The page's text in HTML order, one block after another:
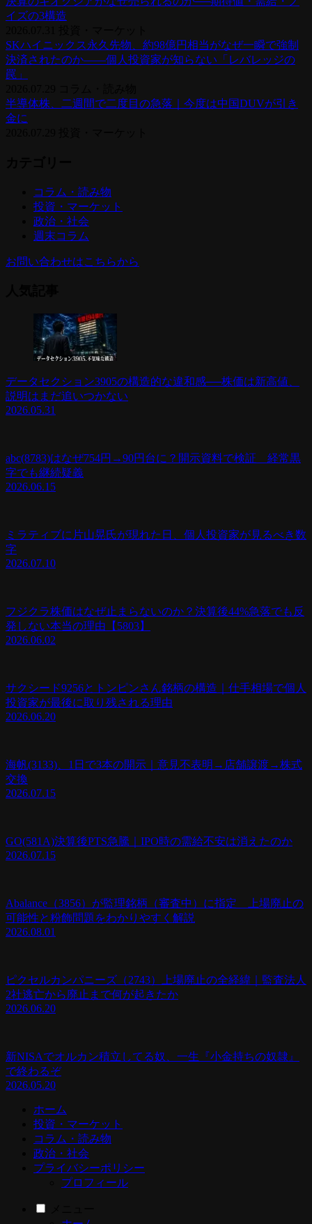
イズの3構造
SKハイニックス永久先物、約98億円相当がなぜ一瞬で強制
決済されたのか——個人投資家が知らない「レバレッジの
罠」
半導体株、二週間で二度目の急落｜今度は中国DUVが引き
金に
コラム・読み物
投資・マーケット
政治・社会
週末コラム
お問い合わせはこちらから
データセクション3905の構造的な違和感──株価は新高値、
説明はまだ追いつかない
2026.05.31
abc(8783)はなぜ754円→90円台に？開示資料で検証 経常黒
字でも継続疑義
2026.06.15
ミラティブに片山晃氏が現れた日、個人投資家が見るべき数
字
2026.07.10
フジクラ株価はなぜ止まらないのか？決算後44%急落でも反
発しない本当の理由【5803】
2026.06.02
サクシード9256とトンピンさん銘柄の構造｜仕手相場で個人
投資家が最後に取り残される理由
2026.06.20
海帆(3133)、1日で3本の開示｜意見不表明→店舗譲渡→株式
交換
2026.07.15
GO(581A)決算後PTS急騰｜IPO時の需給不安は消えたのか
2026.07.15
Abalance（3856）が監理銘柄（審査中）に指定 上場廃止の
可能性と粉飾問題をわかりやすく解説
2026.08.01
ピクセルカンパニーズ（2743）上場廃止の全経緯｜監査法人
2社逃亡から廃止まで何が起きたか
2026.06.20
新NISAでオルカン積立してる奴、一生『小金持ちの奴隷』
で終わるぞ
2026.05.20
ホーム
投資・マーケット
コラム・読み物
政治・社会
プライバシーポリシー
プロフィール